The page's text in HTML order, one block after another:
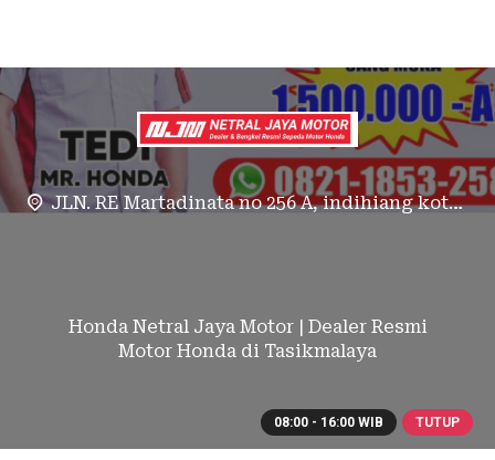
08:00 - 16:00 WIB TUTUP
JLN. RE Martadinata no 256 A, indihiang kota tasikmalaya
Honda Netral Jaya Motor | Dealer Resmi
Motor Honda di Tasikmalaya